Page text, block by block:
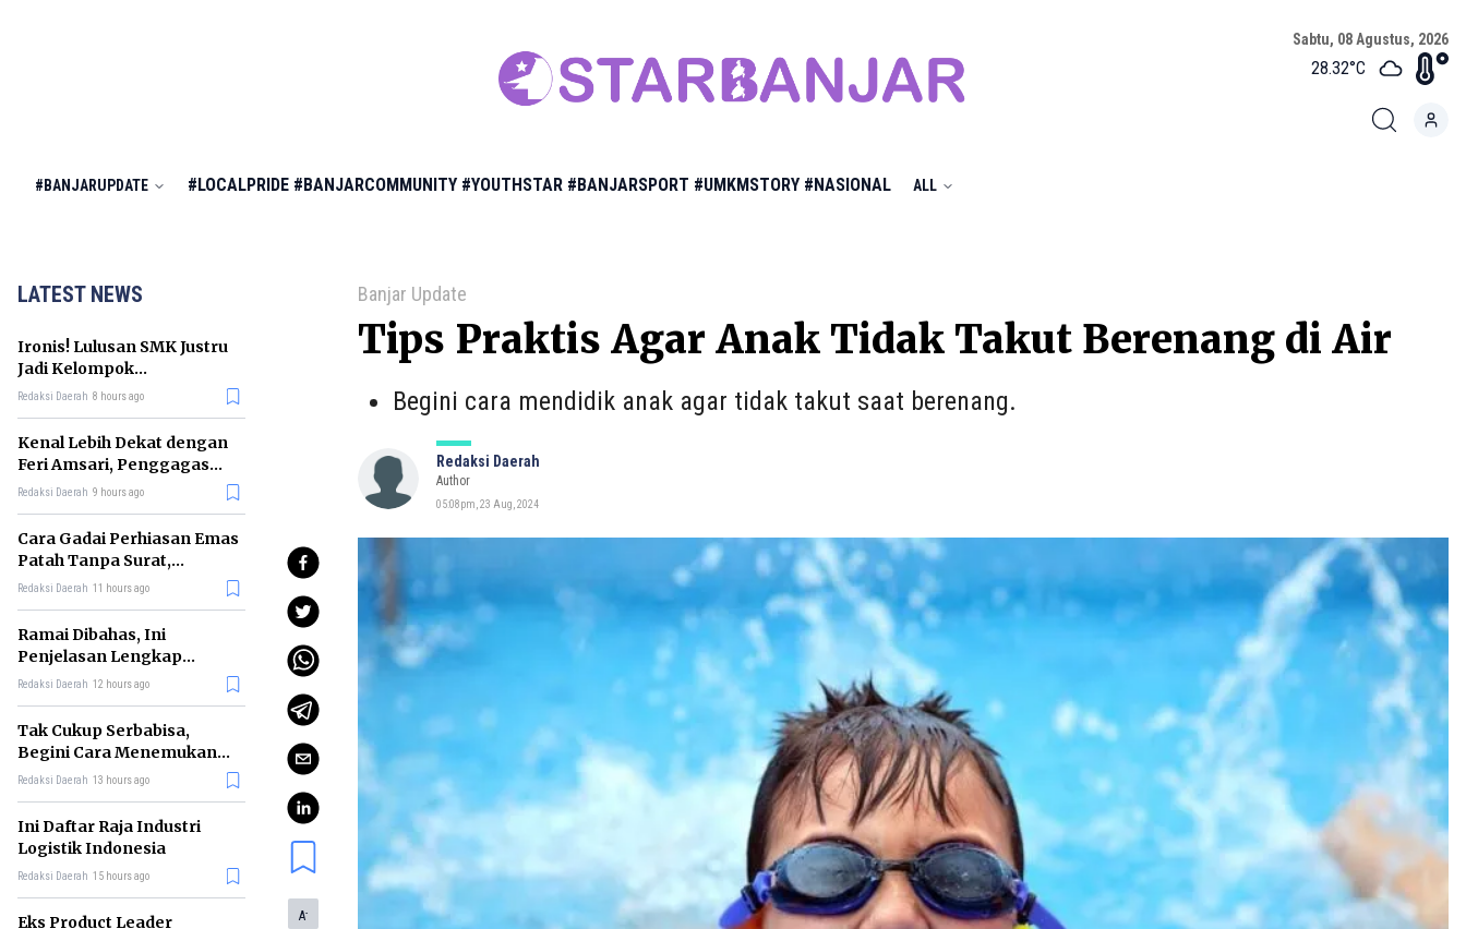
Sabtu, 08 Agustus, 2026
28.32°C
#BANJARUPDATE #LOCALPRIDE #BANJARCOMMUNITY #YOUTHSTAR #BANJARSPORT #UMKMSTORY #NASIONAL ALL
LATEST NEWS
Ironis! Lulusan SMK Justru
Jadi Kelompok
Pengangguran Terbanyak
Redaksi Daerah 8 hours ago
Kenal Lebih Dekat dengan
Feri Amsari, Penggagas
Kabinet Bayangan
Redaksi Daerah 9 hours ago
Cara Gadai Perhiasan Emas
Patah Tanpa Surat,
Ternyata Tetap Bisa!
Redaksi Daerah 11 hours ago
Ramai Dibahas, Ini
Penjelasan Lengkap
tentang Konsep Kabinet
Redaksi Daerah 12 hours ago
Tak Cukup Serbabisa,
Begini Cara Menemukan
'Spike' agar CV Dilirik HR
Redaksi Daerah 13 hours ago
Ini Daftar Raja Industri
Logistik Indonesia
Redaksi Daerah 15 hours ago
Eks Product Leader
Banjar Update
Tips Praktis Agar Anak Tidak Takut Berenang di Air
Begini cara mendidik anak agar tidak takut saat berenang.
Redaksi Daerah
Author
05:08pm, 23 Aug, 2024
A-